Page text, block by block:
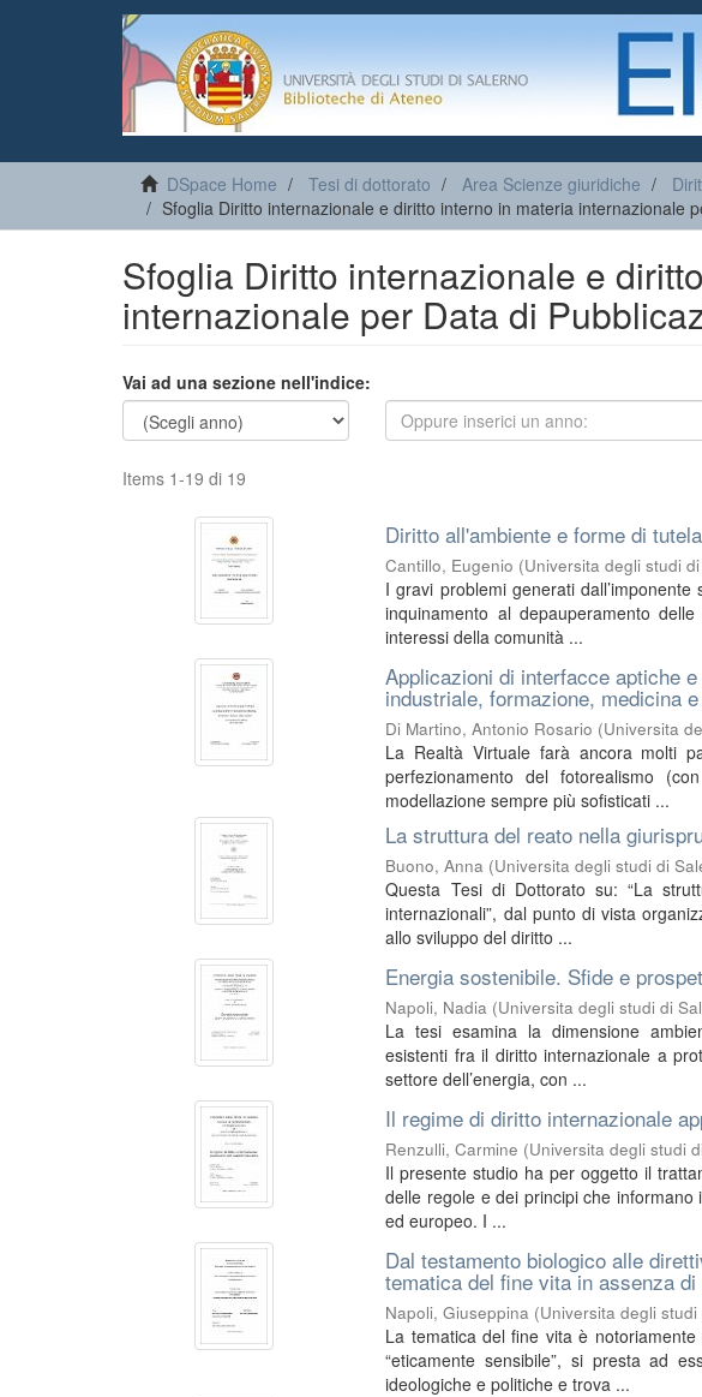
DSpace Home Tesi di dottorato Area Scienze giuridiche
Sfoglia Diritto internazionale e diritto interno in materia internazionale
Sfoglia Diritto internazionale e
internazionale per Data di
Vai ad una sezione nell'indice:
Items 1-19 di 19
Diritto all'ambiente e forme di
Cantillo, Eugenio (Universita degli studi
I gravi problemi generati
inquinamento al depauperamento
interessi della comunità ...
Applicazioni di interfacce aptiche
industriale, formazione, medicina
Di Martino, Antonio Rosario (Universita
La Realtà Virtuale farà ancora molti
perfezionamento del fotorealismo
modellazione sempre più sofisticati ...
La struttura del reato nella
Buono, Anna (Universita degli studi di
Questa Tesi di Dottorato su: “La
internazionali”, dal punto di vista
allo sviluppo del diritto ...
Energia sostenibile. Sfide e
Napoli, Nadia (Universita degli studi di
La tesi esamina la dimensione
esistenti fra il diritto internazionale a
settore dell’energia, con ...
Il regime di diritto internazionale
Renzulli, Carmine (Universita degli studi
Il presente studio ha per oggetto il
delle regole e dei principi che
ed europeo. I ...
Dal testamento biologico alle
tematica del fine vita in assenza di
Napoli, Giuseppina (Universita degli
La tematica del fine vita è
“eticamente sensibile”, si presta ad
ideologiche e politiche e trova ...